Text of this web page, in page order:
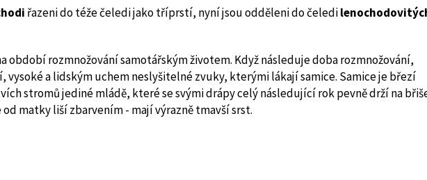
řazeni do téže čeledi jako tříprstí, nyní jsou odděleni do čeledi
období rozmnožování samotářským životem. Když následuje doba rozmnožování,
vysoké a lidským uchem neslyšitelné zvuky, kterými lákají samice. Samice je březí
stromů jediné mládě, které se svými drápy celý následující rok pevně drží na
matky liší zbarvením - mají výrazně tmavší srst.